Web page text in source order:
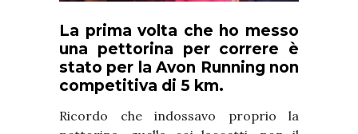
La prima volta che ho messo
una pettorina per correre è
stato per la Avon Running non
competitiva di 5 km.
Ricordo che indossavo proprio la